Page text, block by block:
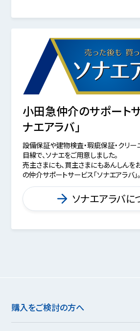
小田急仲介のサポート
ナエアラバ」
設備保証や建物検査・瑕疵保証・クリー
目線で、ソナエをご用意しました。
売主さまにも、買主さまにもあんしんを
の仲介サポートサービス「ソナエアラバ」。
ソナエアラバに
購入をご検討の方へ